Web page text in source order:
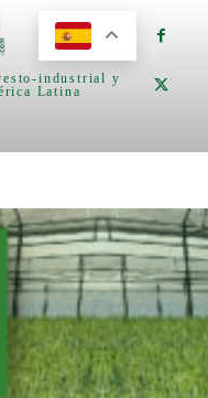
industrial y
Latina